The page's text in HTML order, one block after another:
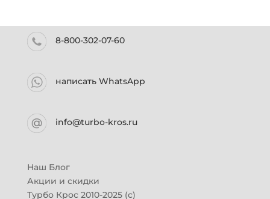
8-800-302-07-60
написать WhatsApp
info@turbo-kros.ru
Наш Блог
Акции и скидки
Турбо Крос 2010-2025 (с)